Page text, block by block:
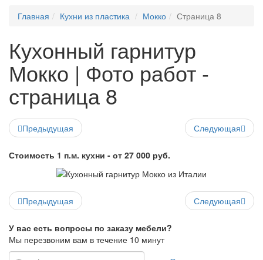
Главная
Кухни из пластика Мокко Страница 8
Кухонный гарнитур
Мокко | Фото работ -
страница 8
Предыдущая Следующая
Стоимость 1 п.м. кухни - от 27 000 руб.
Предыдущая Следующая
У вас есть вопросы по заказу мебели?
Мы перезвоним вам в течение 10 минут